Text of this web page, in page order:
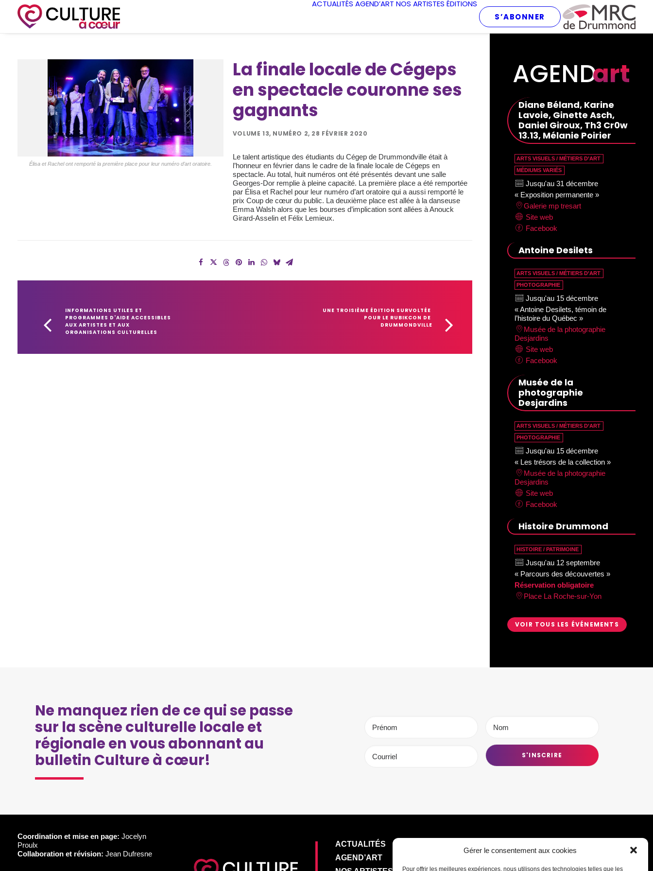
Gérer le consentement aux cookies
Pour offrir les meilleures expériences, nous utilisons des technologies telles que les
ACTUALITÉS AGEND’ART NOS ARTISTES ÉDITIONS
S’ABONNER
Élisa et Rachel ont remporté la première place pour leur numéro d’art oratoire.
La finale locale de Cégeps
en spectacle couronne ses
gagnants
VOLUME 13, NUMÉRO 2, 28 FÉVRIER 2020
Le talent artistique des étudiants du Cégep de Drummondville était à
l’honneur en février dans le cadre de la finale locale de Cégeps en
spectacle. Au total, huit numéros ont été présentés devant une salle
Georges-Dor remplie à pleine capacité. La première place a été remportée
par Élisa et Rachel pour leur numéro d’art oratoire qui a aussi remporté le
prix Coup de cœur du public. La deuxième place est allée à la danseuse
Emma Walsh alors que les bourses d’implication sont allées à Anouck
Girard-Asselin et Félix Lemieux.
INFORMATIONS UTILES ET
PROGRAMMES D'AIDE ACCESSIBLES
AUX ARTISTES ET AUX
ORGANISATIONS CULTURELLES
UNE TROISIÈME ÉDITION SURVOLTÉE
POUR LE RUBIKCON DE
DRUMMONDVILLE
AGENDart
Diane Béland, Karine
Lavoie, Ginette Asch,
Daniel Giroux, Th3 Cr0w
13.13, Mélanie Poirier
ARTS VISUELS / MÉTIERS D’ART
MÉDIUMS VARIÉS
Jusqu'au 31 décembre
« Exposition permanente »
Galerie mp tresart
Site web
Facebook
Antoine Desilets
ARTS VISUELS / MÉTIERS D’ART
PHOTOGRAPHIE
Jusqu'au 15 décembre
« Antoine Desilets, témoin de
l’histoire du Québec »
Musée de la photographie
Desjardins
Site web
Facebook
Musée de la
photographie
Desjardins
ARTS VISUELS / MÉTIERS D’ART
PHOTOGRAPHIE
Jusqu'au 15 décembre
« Les trésors de la collection »
Musée de la photographie
Desjardins
Site web
Facebook
Histoire Drummond
HISTOIRE / PATRIMOINE
Jusqu'au 12 septembre
« Parcours des découvertes »
Réservation obligatoire
Place La Roche-sur-Yon
VOIR TOUS LES ÉVÉNEMENTS
Ne manquez rien de ce qui se passe
sur la scène culturelle locale et
régionale en vous abonnant au
bulletin Culture à cœur!
Coordination et mise en page: Jocelyn
Proulx
Collaboration et révision: Jean Dufresne
ACTUALITÉS
AGEND’ART